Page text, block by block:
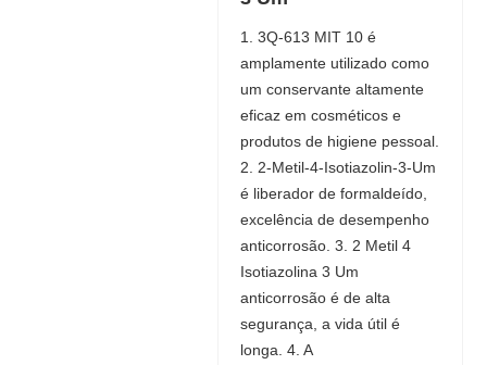
1. 3Q-613 MIT 10 é
amplamente utilizado como
um conservante altamente
eficaz em cosméticos e
produtos de higiene pessoal.
2. 2-Metil-4-Isotiazolin-3-Um
é liberador de formaldeído,
excelência de desempenho
anticorrosão. 3. 2 Metil 4
Isotiazolina 3 Um
anticorrosão é de alta
segurança, a vida útil é
longa. 4. A